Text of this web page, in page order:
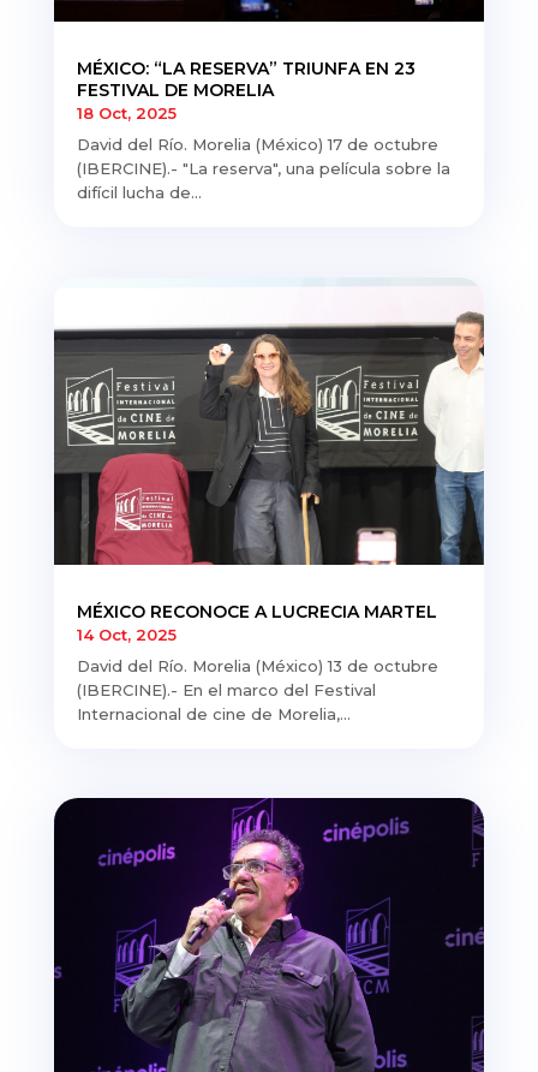
MÉXICO: “LA RESERVA” TRIUNFA EN 23
FESTIVAL DE MORELIA
18 Oct, 2025
David del Río. Morelia (México) 17 de octubre
(IBERCINE).- "La reserva", una película sobre la
difícil lucha de...
MÉXICO RECONOCE A LUCRECIA MARTEL
14 Oct, 2025
David del Río. Morelia (México) 13 de octubre
(IBERCINE).- En el marco del Festival
Internacional de cine de Morelia,...